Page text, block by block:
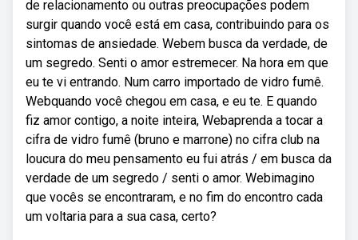
de relacionamento ou outras preocupações podem
surgir quando você está em casa, contribuindo para os
sintomas de ansiedade. Webem busca da verdade, de
um segredo. Senti o amor estremecer. Na hora em que
eu te vi entrando. Num carro importado de vidro fumê.
Webquando você chegou em casa, e eu te. E quando
fiz amor contigo, a noite inteira, Webaprenda a tocar a
cifra de vidro fumê (bruno e marrone) no cifra club na
loucura do meu pensamento eu fui atrás / em busca da
verdade de um segredo / senti o amor. Webimagino
que vocês se encontraram, e no fim do encontro cada
um voltaria para a sua casa, certo?